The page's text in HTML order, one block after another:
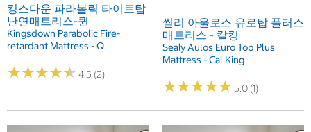
킹스다운 파라볼릭 타이트탑
난연매트리스-퀸
Kingsdown Parabolic Fire-
retardant Mattress - Q
★★★★★
★★★★★ 4.5 (2)
씰리 아울로스 유로탑 플러스
매트리스 - 칼킹
Sealy Aulos Euro Top Plus
Mattress - Cal King
★★★★★
★★★★★ 5.0 (1)